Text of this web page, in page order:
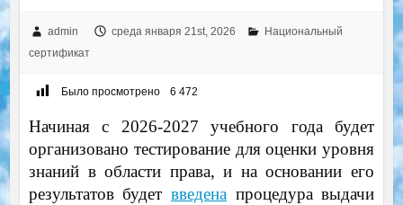
admin среда января 21st, 2026
Национальный
сертификат
Было просмотрено 6 472
Начиная с 2026-2027 учебного года будет
организовано тестирование для оценки уровня
знаний в области права, и на основании его
результатов будет введена процедура выдачи